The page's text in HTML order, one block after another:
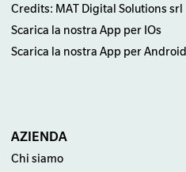
Credits: MAT Digital Solutions srl
Scarica la nostra App per IOs
Scarica la nostra App per Android
AZIENDA
Chi siamo